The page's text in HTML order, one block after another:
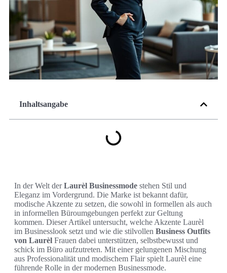
Inhaltsangabe
In der Welt derLaurèl Businessmode stehen Stil und
Eleganz im Vordergrund. Die Marke ist bekannt dafür,
modische Akzente zu setzen, die sowohl in formellen als auch
in informellen Büroumgebungen perfekt zur Geltung
kommen. Dieser Artikel untersucht, welche Akzente Laurèl
im Businesslook setzt und wie die stilvollen Business Outfits
von Laurèl Frauen dabei unterstützen, selbstbewusst und
schick im Büro aufzutreten. Mit einer gelungenen Mischung
aus Professionalität und modischem Flair spielt Laurèl eine
führende Rolle in der modernen Businessmode.